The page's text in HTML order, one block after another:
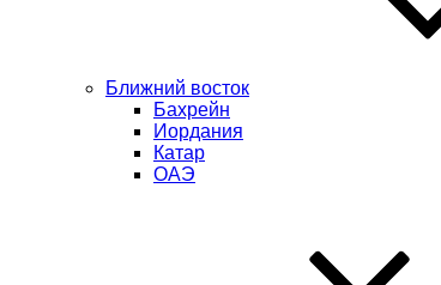
Ближний восток
Бахрейн
Иордания
Катар
ОАЭ